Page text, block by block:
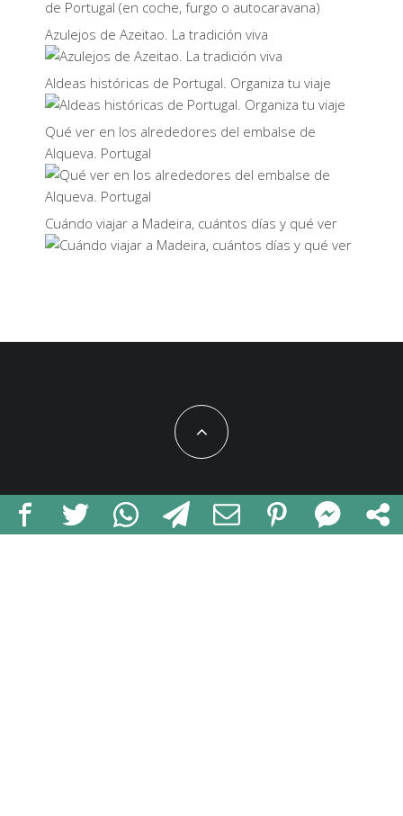
Azulejos de Azeitao. La tradición viva
Aldeas históricas de Portugal. Organiza tu viaje
Qué ver en los alrededores del embalse de
Alqueva. Portugal
Cuándo viajar a Madeira, cuántos días y qué ver